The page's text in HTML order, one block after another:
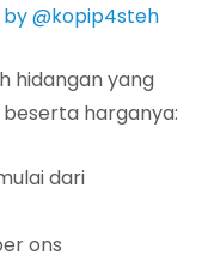
@kopip4steh
hidangan yang
beserta harganya:
dari
ons